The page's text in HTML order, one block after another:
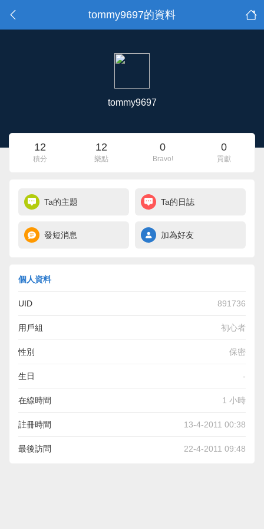
tommy9697的資料
tommy9697
12
積分
12
樂點
0
Bravo!
0
貢獻
Ta的主題 Ta的日誌
發短消息 加為好友
個人資料
UID 891736
用戶組 初心者
性別 保密
生日 -
在線時間 1 小時
註冊時間 13-4-2011 00:38
最後訪問 22-4-2011 09:48